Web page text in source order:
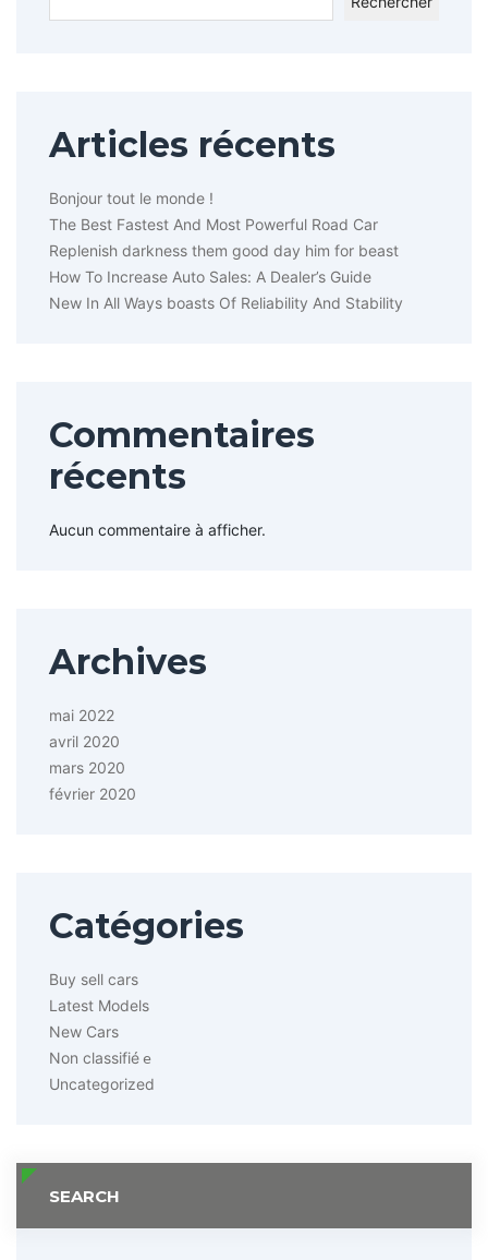
Articles récents
Bonjour tout le monde !
The Best Fastest And Most Powerful Road Car
Replenish darkness them good day him for beast
How To Increase Auto Sales: A Dealer’s Guide
New In All Ways boasts Of Reliability And Stability
Commentaires
récents
Aucun commentaire à afficher.
Archives
mai 2022
avril 2020
mars 2020
février 2020
Catégories
Buy sell cars
Latest Models
New Cars
Non classifiée
Uncategorized
SEARCH